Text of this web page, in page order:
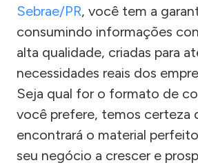
Sebrae/PR, você tem a
consumindo informações
alta qualidade, criadas para
necessidades reais dos
Seja qual for o formato de
você prefere, temos certeza
encontrará o material
seu negócio a crescer e